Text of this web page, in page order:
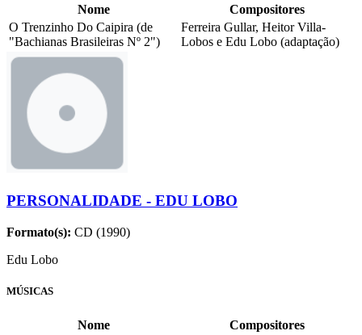
Nome
Compositores
O Trenzinho Do Caipira (de
"Bachianas Brasileiras Nº 2")
Ferreira Gullar, Heitor Villa-
Lobos e Edu Lobo (adaptação)
PERSONALIDADE - EDU LOBO
Formato(s): CD (1990)
Edu Lobo
MÚSICAS
Nome
Compositores